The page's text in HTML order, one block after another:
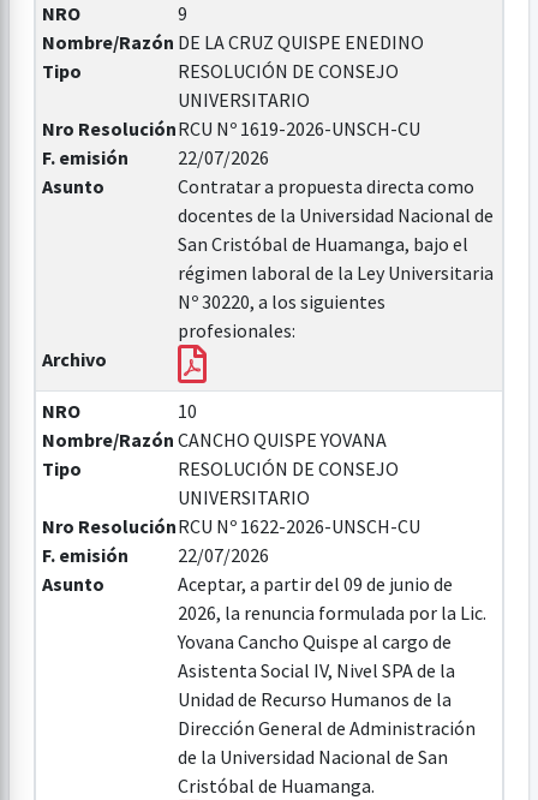
NRO
9
Nombre/Razón DE LA CRUZ QUISPE ENEDINO
Tipo
RESOLUCIÓN DE CONSEJO
UNIVERSITARIO
Nro ResoluciónRCU Nº 1619-2026-UNSCH-CU
F. emisión
22/07/2026
Asunto
Contratar a propuesta directa como
docentes de la Universidad Nacional de
San Cristóbal de Huamanga, bajo el
régimen laboral de la Ley Universitaria
Nº 30220, a los siguientes
profesionales:
Archivo
NRO
10
Nombre/Razón CANCHO QUISPE YOVANA
Tipo
RESOLUCIÓN DE CONSEJO
UNIVERSITARIO
Nro ResoluciónRCU Nº 1622-2026-UNSCH-CU
F. emisión
22/07/2026
Asunto
Aceptar, a partir del 09 de junio de
2026, la renuncia formulada por la Lic.
Yovana Cancho Quispe al cargo de
Asistenta Social IV, Nivel SPA de la
Unidad de Recurso Humanos de la
Dirección General de Administración
de la Universidad Nacional de San
Cristóbal de Huamanga.